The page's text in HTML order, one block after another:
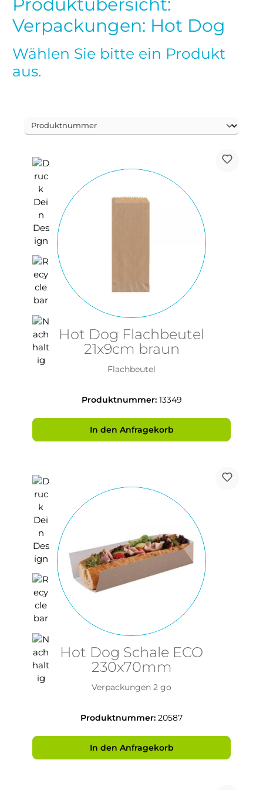
Produktübersicht:
Verpackungen: Hot Dog
Wählen Sie bitte ein Produkt
aus.
Hot Dog Flachbeutel
21x9cm braun
Flachbeutel
Produktnummer: 13349
In den Anfragekorb
Hot Dog Schale ECO
230x70mm
Verpackungen 2 go
Produktnummer: 20587
In den Anfragekorb